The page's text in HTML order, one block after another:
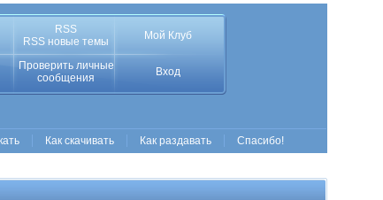
RSS
RSS новые темы
Мой Клуб
Проверить личные
сообщения
Вход
Как скачивать Как раздавать Спасибо!